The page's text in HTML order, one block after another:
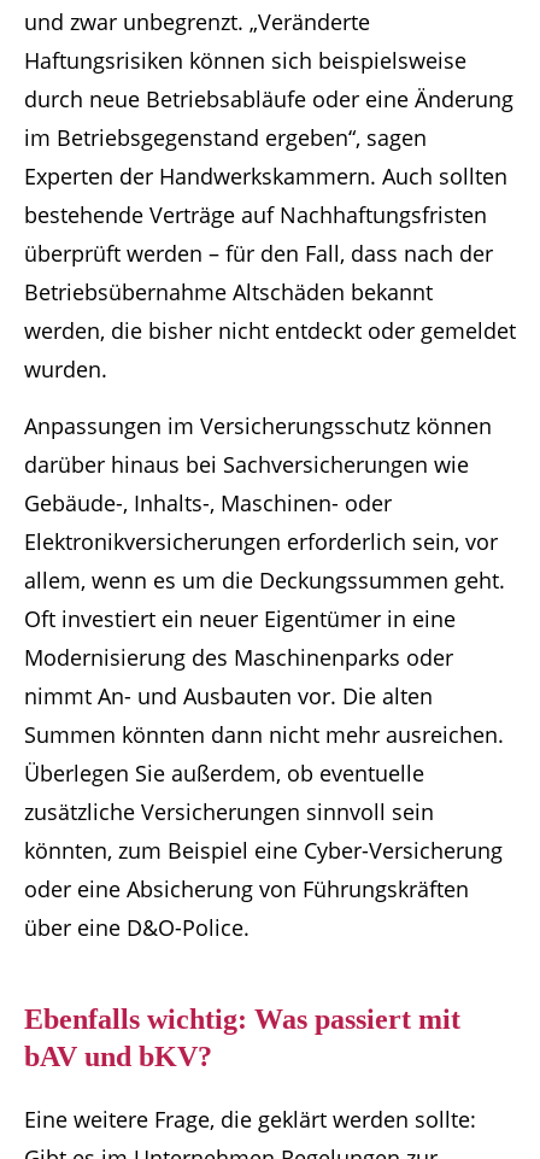
und zwar unbegrenzt. „Veränderte
Haftungsrisiken können sich beispielsweise
durch neue Betriebsabläufe oder eine Änderung
im Betriebsgegenstand ergeben“, sagen
Experten der Handwerkskammern. Auch sollten
bestehende Verträge auf Nachhaftungsfristen
überprüft werden – für den Fall, dass nach der
Betriebsübernahme Altschäden bekannt
werden, die bisher nicht entdeckt oder gemeldet
wurden.
Anpassungen im Versicherungsschutz können
darüber hinaus bei Sachversicherungen wie
Gebäude-, Inhalts-, Maschinen- oder
Elektronikversicherungen erforderlich sein, vor
allem, wenn es um die Deckungssummen geht.
Oft investiert ein neuer Eigentümer in eine
Modernisierung des Maschinenparks oder
nimmt An- und Ausbauten vor. Die alten
Summen könnten dann nicht mehr ausreichen.
Überlegen Sie außerdem, ob eventuelle
zusätzliche Versicherungen sinnvoll sein
könnten, zum Beispiel eine Cyber-Versicherung
oder eine Absicherung von Führungskräften
über eine D&O-Police.
Ebenfalls wichtig: Was passiert mit
bAV und bKV?
Eine weitere Frage, die geklärt werden sollte: